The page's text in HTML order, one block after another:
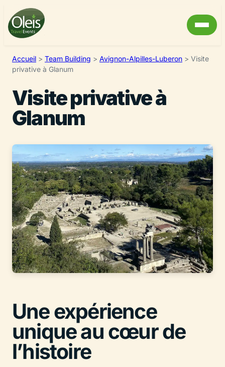
Accueil > Team Building > Avignon-Alpilles-Luberon > Visite
privative à Glanum
Visite privative à
Glanum
Une expérience
unique au cœur de
l’histoire